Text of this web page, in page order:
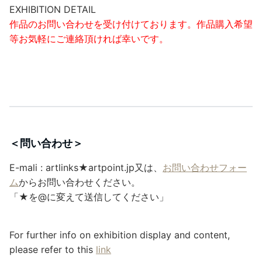
EXHIBITION DETAIL
作品のお問い合わせを受け付けております。作品購入希望
等お気軽にご連絡頂ければ幸いです。
＜問い合わせ＞
E-mali : artlinks★artpoint.jp又は、 お問い合わせフォー
ムからお問い合わせください。
「★を@に変えて送信してください」
For further info on exhibition display and content,
please refer to this link